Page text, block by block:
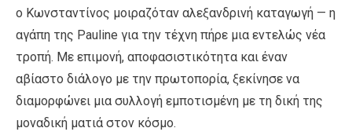
ο Κωνσταντίνος μοιραζόταν αλεξανδρινή καταγωγή — η
αγάπη της Pauline για την τέχνη πήρε μια εντελώς νέα
τροπή. Με επιμονή, αποφασιστικότητα και έναν
αβίαστο διάλογο με την πρωτοπορία, ξεκίνησε να
διαμορφώνει μια συλλογή εμποτισμένη με τη δική της
μοναδική ματιά στον κόσμο.